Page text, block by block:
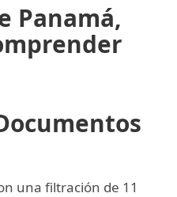
Panamá,
una filtración de 11